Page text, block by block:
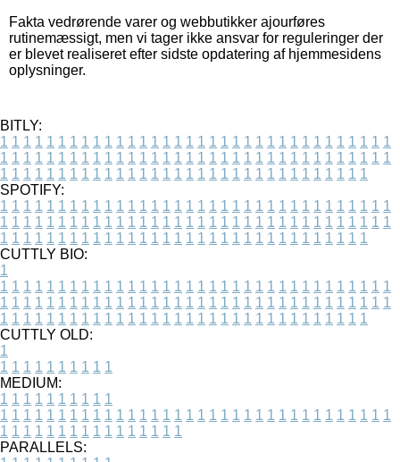
Fakta vedrørende varer og webbutikker ajourføres
rutinemæssigt, men vi tager ikke ansvar for reguleringer der
er blevet realiseret efter sidste opdatering af hjemmesidens
oplysninger.
BITLY:
1 1 1 1 1 1 1 1 1 1 1 1 1 1 1 1 1 1 1 1 1 1 1 1 1 1 1 1 1 1 1 1 1 1
1 1 1 1 1 1 1 1 1 1 1 1 1 1 1 1 1 1 1 1 1 1 1 1 1 1 1 1 1 1 1 1 1 1
1 1 1 1 1 1 1 1 1 1 1 1 1 1 1 1 1 1 1 1 1 1 1 1 1 1 1 1 1 1 1 1
SPOTIFY:
1 1 1 1 1 1 1 1 1 1 1 1 1 1 1 1 1 1 1 1 1 1 1 1 1 1 1 1 1 1 1 1 1 1
1 1 1 1 1 1 1 1 1 1 1 1 1 1 1 1 1 1 1 1 1 1 1 1 1 1 1 1 1 1 1 1 1 1
1 1 1 1 1 1 1 1 1 1 1 1 1 1 1 1 1 1 1 1 1 1 1 1 1 1 1 1 1 1 1 1
CUTTLY BIO:
1
1 1 1 1 1 1 1 1 1 1 1 1 1 1 1 1 1 1 1 1 1 1 1 1 1 1 1 1 1 1 1 1 1 1
1 1 1 1 1 1 1 1 1 1 1 1 1 1 1 1 1 1 1 1 1 1 1 1 1 1 1 1 1 1 1 1 1 1
1 1 1 1 1 1 1 1 1 1 1 1 1 1 1 1 1 1 1 1 1 1 1 1 1 1 1 1 1 1 1 1
CUTTLY OLD:
1
1 1 1 1 1 1 1 1 1 1
MEDIUM:
1 1 1 1 1 1 1 1 1 1
1 1 1 1 1 1 1 1 1 1 1 1 1 1 1 1 1 1 1 1 1 1 1 1 1 1 1 1 1 1 1 1 1 1
1 1 1 1 1 1 1 1 1 1 1 1 1 1 1 1
PARALLELS: